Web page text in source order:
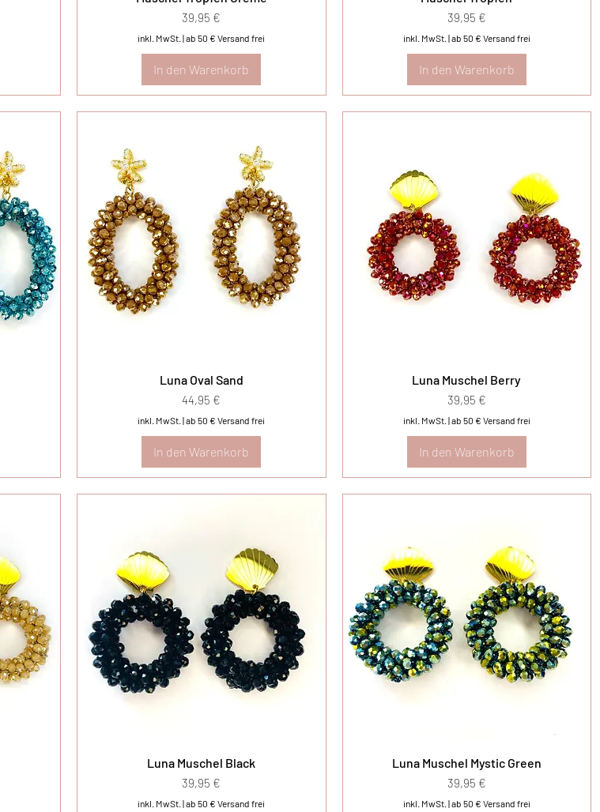
Preis
39,95 €
inkl. MwSt. |ab 50 € Versand frei
In den Warenkorb
Preis
39,95 €
inkl. MwSt. |ab 50 € Versand frei
In den Warenkorb
Luna Oval Sand
Preis
44,95 €
inkl. MwSt. |ab 50 € Versand frei
In den Warenkorb
Luna Muschel Berry
Preis
39,95 €
inkl. MwSt. |ab 50 € Versand frei
In den Warenkorb
Luna Muschel Black
Preis
39,95 €
inkl. MwSt. |ab 50 € Versand frei
Luna Muschel Mystic Green
Preis
39,95 €
inkl. MwSt. |ab 50 € Versand frei